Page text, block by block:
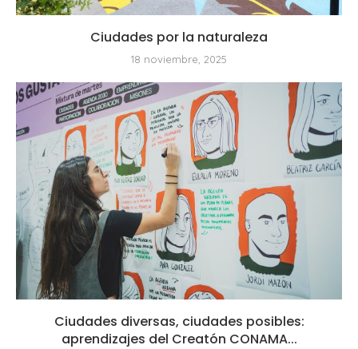
Ciudades por la naturaleza
18 noviembre, 2025
Ciudades diversas, ciudades posibles:
aprendizajes del Creatón CONAMA...